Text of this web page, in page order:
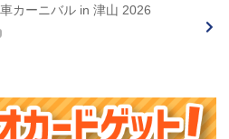
カーニバル in 津山 2026